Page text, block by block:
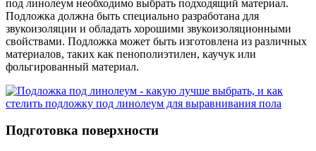
под линолеум необходимо выбрать подходящий материал.
Подложка должна быть специально разработана для
звукоизоляции и обладать хорошими звукоизоляционными
свойствами. Подложка может быть изготовлена из различных
материалов, таких как пенополиэтилен, каучук или
фольгированный материал.
Подготовка поверхности